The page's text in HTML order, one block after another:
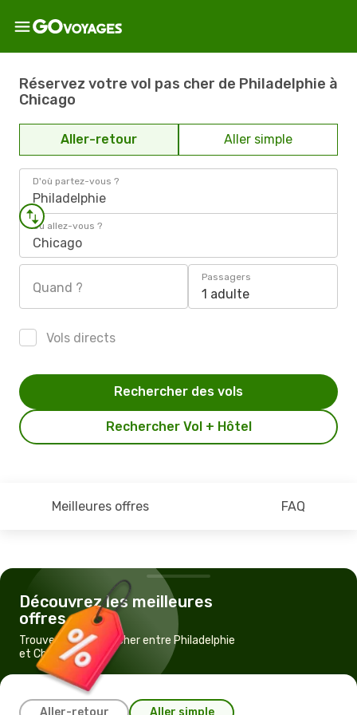
Réservez votre vol pas cher de Philadelphie à
Chicago
Aller-retour Aller simple
D'où partez-vous ?
Philadelphie
Où allez-vous ?
Chicago
Quand ?
Passagers
1 adulte
Vols directs
Rechercher Vol + Hôtel
Rechercher des vols
Meilleures offres FAQ
Découvrez les meilleures
offres
Trouvez un vol pas cher entre Philadelphie
et Chicago
Aller-retour Aller simple